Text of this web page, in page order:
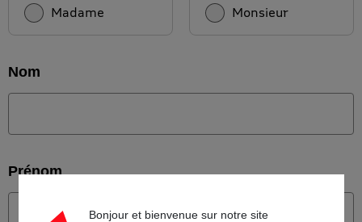
Madame Monsieur
Nom
Prénom
Bonjour et bienvenue sur notre site